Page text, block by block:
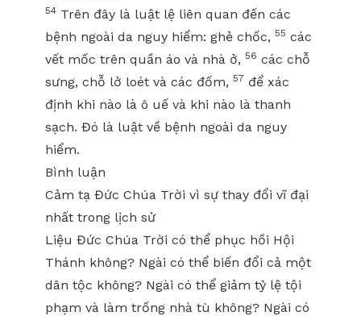
54 Trên đây là luật lệ liên quan đến các
bệnh ngoài da nguy hiểm: ghẻ chốc, 55 các
vết mốc trên quần áo và nhà ở, 56 các chỗ
sưng, chỗ lở loét và các đốm, 57 để xác
định khi nào là ô uế và khi nào là thanh
sạch. Đó là luật về bệnh ngoài da nguy
hiểm.
Bình luận
Cảm tạ Đức Chúa Trời vì sự thay đổi vĩ đại
nhất trong lịch sử
Liệu Đức Chúa Trời có thể phục hồi Hội
Thánh không? Ngài có thể biến đổi cả một
dân tộc không? Ngài có thể giảm tỷ lệ tội
phạm và làm trống nhà tù không? Ngài có